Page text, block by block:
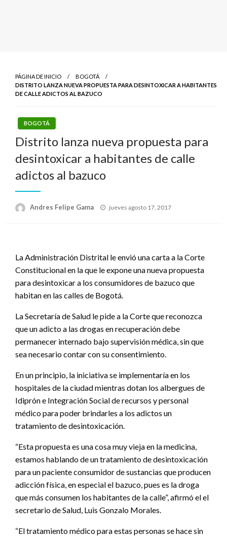
PÁGINA DE INICIO
BOGOTÁ
DISTRITO LANZA NUEVA PROPUESTA PARA DESINTOXICAR A HABITANTES
DE CALLE ADICTOS AL BAZUCO
BOGOTÁ
Distrito lanza nueva propuesta para
desintoxicar a habitantes de calle
adictos al bazuco
Andres Felipe Gama
Publicado
jueves agosto 17, 2017
La Administración Distrital le envió una carta a la Corte
Constitucional en la que le expone una nueva propuesta
para desintoxicar a los consumidores de bazuco que
habitan en las calles de Bogotá.
La Secretaría de Salud le pide a la Corte que reconozca
que un adicto a las drogas en recuperación debe
permanecer internado bajo supervisión médica, sin que
sea necesario contar con su consentimiento.
En un principio, la iniciativa se implementaría en los
hospitales de la ciudad mientras dotan los albergues de
Idiprón e Integración Social de recursos y personal
médico para poder brindarles a los adictos un
tratamiento de desintoxicación.
“Esta propuesta es una cosa muy vieja en la medicina,
estamos hablando de un tratamiento de desintoxicación
para un paciente consumidor de sustancias que producen
adicción física, en especial el bazuco, pues es la droga
que más consumen los habitantes de la calle”, afirmó el el
secretario de Salud, Luis Gonzalo Morales.
“El tratamiento médico para estas personas se hace sin